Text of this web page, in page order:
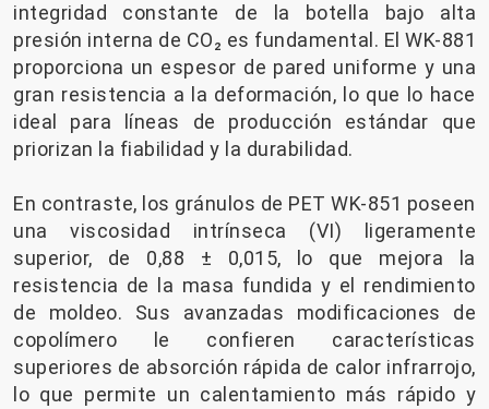
integridad constante de la botella bajo alta
presión interna de CO₂ es fundamental. El WK-881
proporciona un espesor de pared uniforme y una
gran resistencia a la deformación, lo que lo hace
ideal para líneas de producción estándar que
priorizan la fiabilidad y la durabilidad.
En contraste, los gránulos de PET WK-851 poseen
una viscosidad intrínseca (VI) ligeramente
superior, de 0,88 ± 0,015, lo que mejora la
resistencia de la masa fundida y el rendimiento
de moldeo. Sus avanzadas modificaciones de
copolímero le confieren características
superiores de absorción rápida de calor infrarrojo,
lo que permite un calentamiento más rápido y